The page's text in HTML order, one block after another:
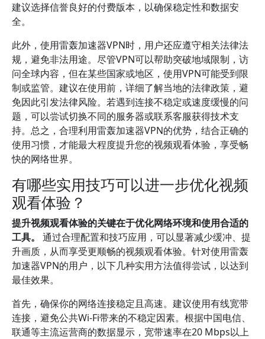
建议选择信誉良好的付费版本，以确保稳定性和数据安
全。
此外，使用雷轰加速器VPN时，用户还应遵守相关法律法
规，避免非法用途。尽管VPN可以帮助突破地域限制，访
问全球内容，但在某些国家或地区，使用VPN可能受到限
制或监管。建议在使用前，详细了解当地的法律政策，避
免因此引发法律风险。若遇到连接不稳定或速度缓慢的问
题，可以尝试切换不同的服务器或联系客服获得技术支
持。总之，合理利用雷轰加速器VPN的优势，结合正确的
使用习惯，才能最大程度提升您的视频观看体验，享受畅
快的网络世界。
有哪些实用技巧可以进一步优化视频
观看体验？
提升视频观看体验的关键在于优化网络环境和使用合适的
工具。
通过合理配置和技巧应用，可以显著减少缓冲、提
升画质，从而享受更顺畅的视频观看体验。针对使用雷轰
加速器VPN的用户，以下几种实用方法值得尝试，以达到
最佳效果。
首先，确保你的网络连接稳定且高速。建议使用有线宽带
连接，避免公共Wi-Fi带来的不稳定因素。根据中国电信、
联通等主流运营商的数据显示，宽带速率在20 Mbps以上